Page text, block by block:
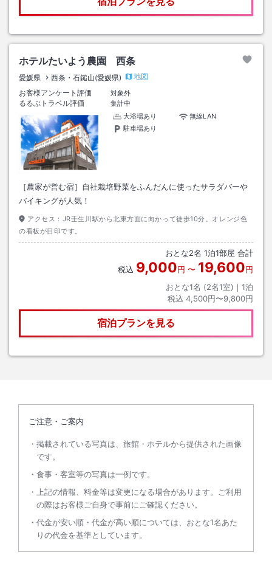
ホテルたいよう農園 西条
愛媛県 西条・石鎚山(愛媛県)
地図
お客様アンケート評価
対象外
るるぶトラベル評価
集計中
大浴場あり
無線LAN
駐車場あり
［農家が営む宿］自社栽培野菜をふんだんに使ったサラダバーや
バイキングが人気！
アクセス： JR壬生川駅から北東方面に向かって徒歩10分。オレンジ色
の看板が目印です。
おとな2名 1泊1部屋 合計
税込 9,000円 〜 19,600円
おとな1名 (2名1室)｜ 1泊
税込 4,500円〜9,800円
宿泊プランを見る
ご注意・ご案内
掲載されている写真は、旅館・ホテルから提供された画像
です。
食事・客室等の写真は一例です。
上記の情報、料金等は変更になる場合があります。ご利用
の際はお客様ご自身で事前にご確認ください。
代金が安い順・代金が高い順については、おとな1名あた
りの代金を基準としています。